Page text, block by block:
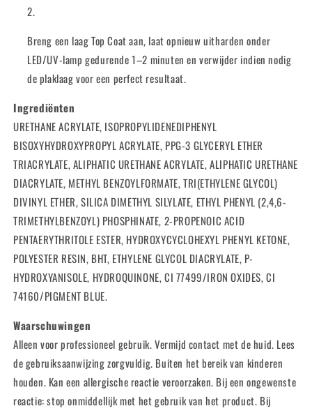
Breng een laag Top Coat aan, laat opnieuw uitharden onder
LED/UV-lamp gedurende 1–2 minuten en verwijder indien nodig
de plaklaag voor een perfect resultaat.
Ingrediënten
URETHANE ACRYLATE, ISOPROPYLIDENEDIPHENYL
BISOXYHYDROXYPROPYL ACRYLATE, PPG-3 GLYCERYL ETHER
TRIACRYLATE, ALIPHATIC URETHANE ACRYLATE, ALIPHATIC URETHANE
DIACRYLATE, METHYL BENZOYLFORMATE, TRI(ETHYLENE GLYCOL)
DIVINYL ETHER, SILICA DIMETHYL SILYLATE, ETHYL PHENYL (2,4,6-
TRIMETHYLBENZOYL) PHOSPHINATE, 2-PROPENOIC ACID
PENTAERYTHRITOLE ESTER, HYDROXYCYCLOHEXYL PHENYL KETONE,
POLYESTER RESIN, BHT, ETHYLENE GLYCOL DIACRYLATE, P-
HYDROXYANISOLE, HYDROQUINONE, CI 77499/IRON OXIDES, CI
74160/PIGMENT BLUE.
Waarschuwingen
Alleen voor professioneel gebruik. Vermijd contact met de huid. Lees
de gebruiksaanwijzing zorgvuldig. Buiten het bereik van kinderen
houden. Kan een allergische reactie veroorzaken. Bij een ongewenste
reactie: stop onmiddellijk met het gebruik van het product. Bij